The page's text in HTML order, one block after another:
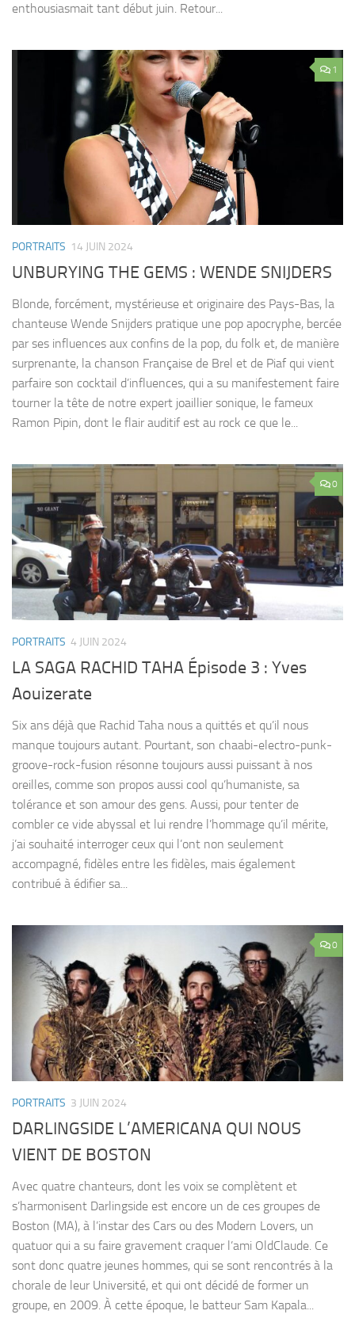
enthousiasmait tant début juin. Retour...
1
PORTRAITS 14 JUIN 2024
UNBURYING THE GEMS : WENDE SNIJDERS
Blonde, forcément, mystérieuse et originaire des Pays-Bas, la
chanteuse Wende Snijders pratique une pop apocryphe, bercée
par ses influences aux confins de la pop, du folk et, de manière
surprenante, la chanson Française de Brel et de Piaf qui vient
parfaire son cocktail d’influences, qui a su manifestement faire
tourner la tête de notre expert joaillier sonique, le fameux
Ramon Pipin, dont le flair auditif est au rock ce que le...
0
PORTRAITS 4 JUIN 2024
LA SAGA RACHID TAHA Épisode 3 : Yves
Aouizerate
Six ans déjà que Rachid Taha nous a quittés et qu’il nous
manque toujours autant. Pourtant, son chaabi-electro-punk-
groove-rock-fusion résonne toujours aussi puissant à nos
oreilles, comme son propos aussi cool qu’humaniste, sa
tolérance et son amour des gens. Aussi, pour tenter de
combler ce vide abyssal et lui rendre l’hommage qu’il mérite,
j’ai souhaité interroger ceux qui l’ont non seulement
accompagné, fidèles entre les fidèles, mais également
contribué à édifier sa...
0
PORTRAITS 3 JUIN 2024
DARLINGSIDE L’AMERICANA QUI NOUS
VIENT DE BOSTON
Avec quatre chanteurs, dont les voix se complètent et
s’harmonisent Darlingside est encore un de ces groupes de
Boston (MA), à l’instar des Cars ou des Modern Lovers, un
quatuor qui a su faire gravement craquer l’ami OldClaude. Ce
sont donc quatre jeunes hommes, qui se sont rencontrés à la
chorale de leur Université, et qui ont décidé de former un
groupe, en 2009. À cette époque, le batteur Sam Kapala...